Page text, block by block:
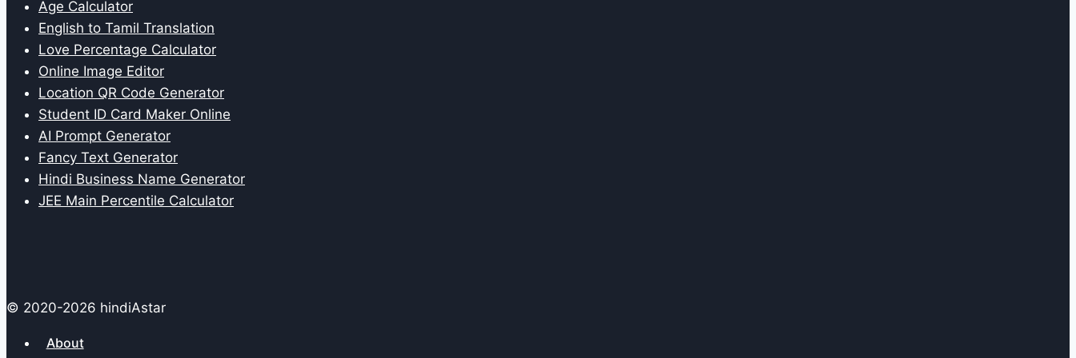
Age Calculator
English to Tamil Translation
Love Percentage Calculator
Online Image Editor
Location QR Code Generator
Student ID Card Maker Online
AI Prompt Generator
Fancy Text Generator
Hindi Business Name Generator
JEE Main Percentile Calculator
© 2020-2026 hindiAstar
About